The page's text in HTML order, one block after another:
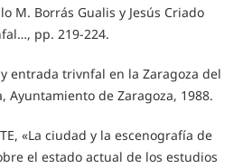
M. Borrás Gualis y Jesús Criado
pp. 219-224.
y entrada trivnfal en la Zaragoza del
Ayuntamiento de Zaragoza, 1988.
«La ciudad y la escenografía de
el estado actual de los estudios